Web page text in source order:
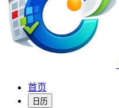
首页
日历